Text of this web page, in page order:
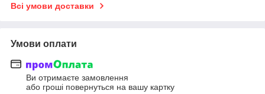
Всі умови доставки
Умови оплати
Ви отримаєте замовлення
або гроші повернуться на вашу картку